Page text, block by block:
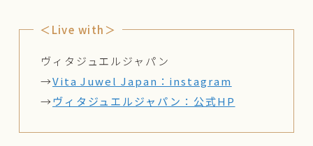
＜Live with＞
ヴィタジュエルジャパン
→Vita Juwel Japan：instagram
→ヴィタジュエルジャパン：公式HP